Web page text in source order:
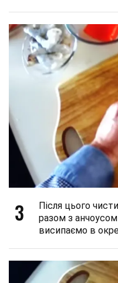
3
Після цього
разом з
висипаємо в